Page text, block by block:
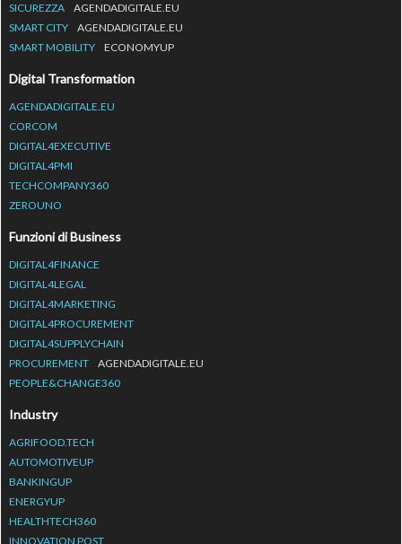
SICUREZZA
AGENDADIGITALE.EU
SMART CITY
AGENDADIGITALE.EU
SMART MOBILITY
ECONOMYUP
Digital Transformation
AGENDADIGITALE.EU
CORCOM
DIGITAL4EXECUTIVE
DIGITAL4PMI
TECHCOMPANY360
ZEROUNO
Funzioni di Business
DIGITAL4FINANCE
DIGITAL4LEGAL
DIGITAL4MARKETING
DIGITAL4PROCUREMENT
DIGITAL4SUPPLYCHAIN
PROCUREMENT
AGENDADIGITALE.EU
PEOPLE&CHANGE360
Industry
AGRIFOOD.TECH
AUTOMOTIVEUP
BANKINGUP
ENERGYUP
HEALTHTECH360
INNOVATION POST